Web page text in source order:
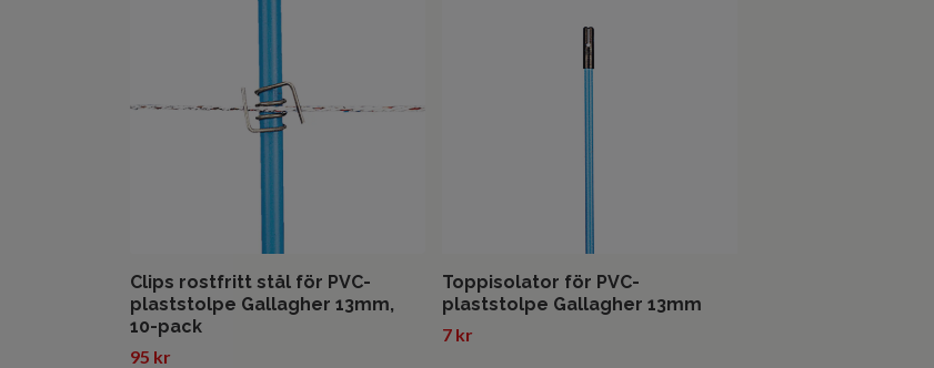
Clips rostfritt stål för PVC-
plaststolpe Gallagher 13mm,
10-pack
95 kr
Toppisolator för PVC-
plaststolpe Gallagher 13mm
7 kr